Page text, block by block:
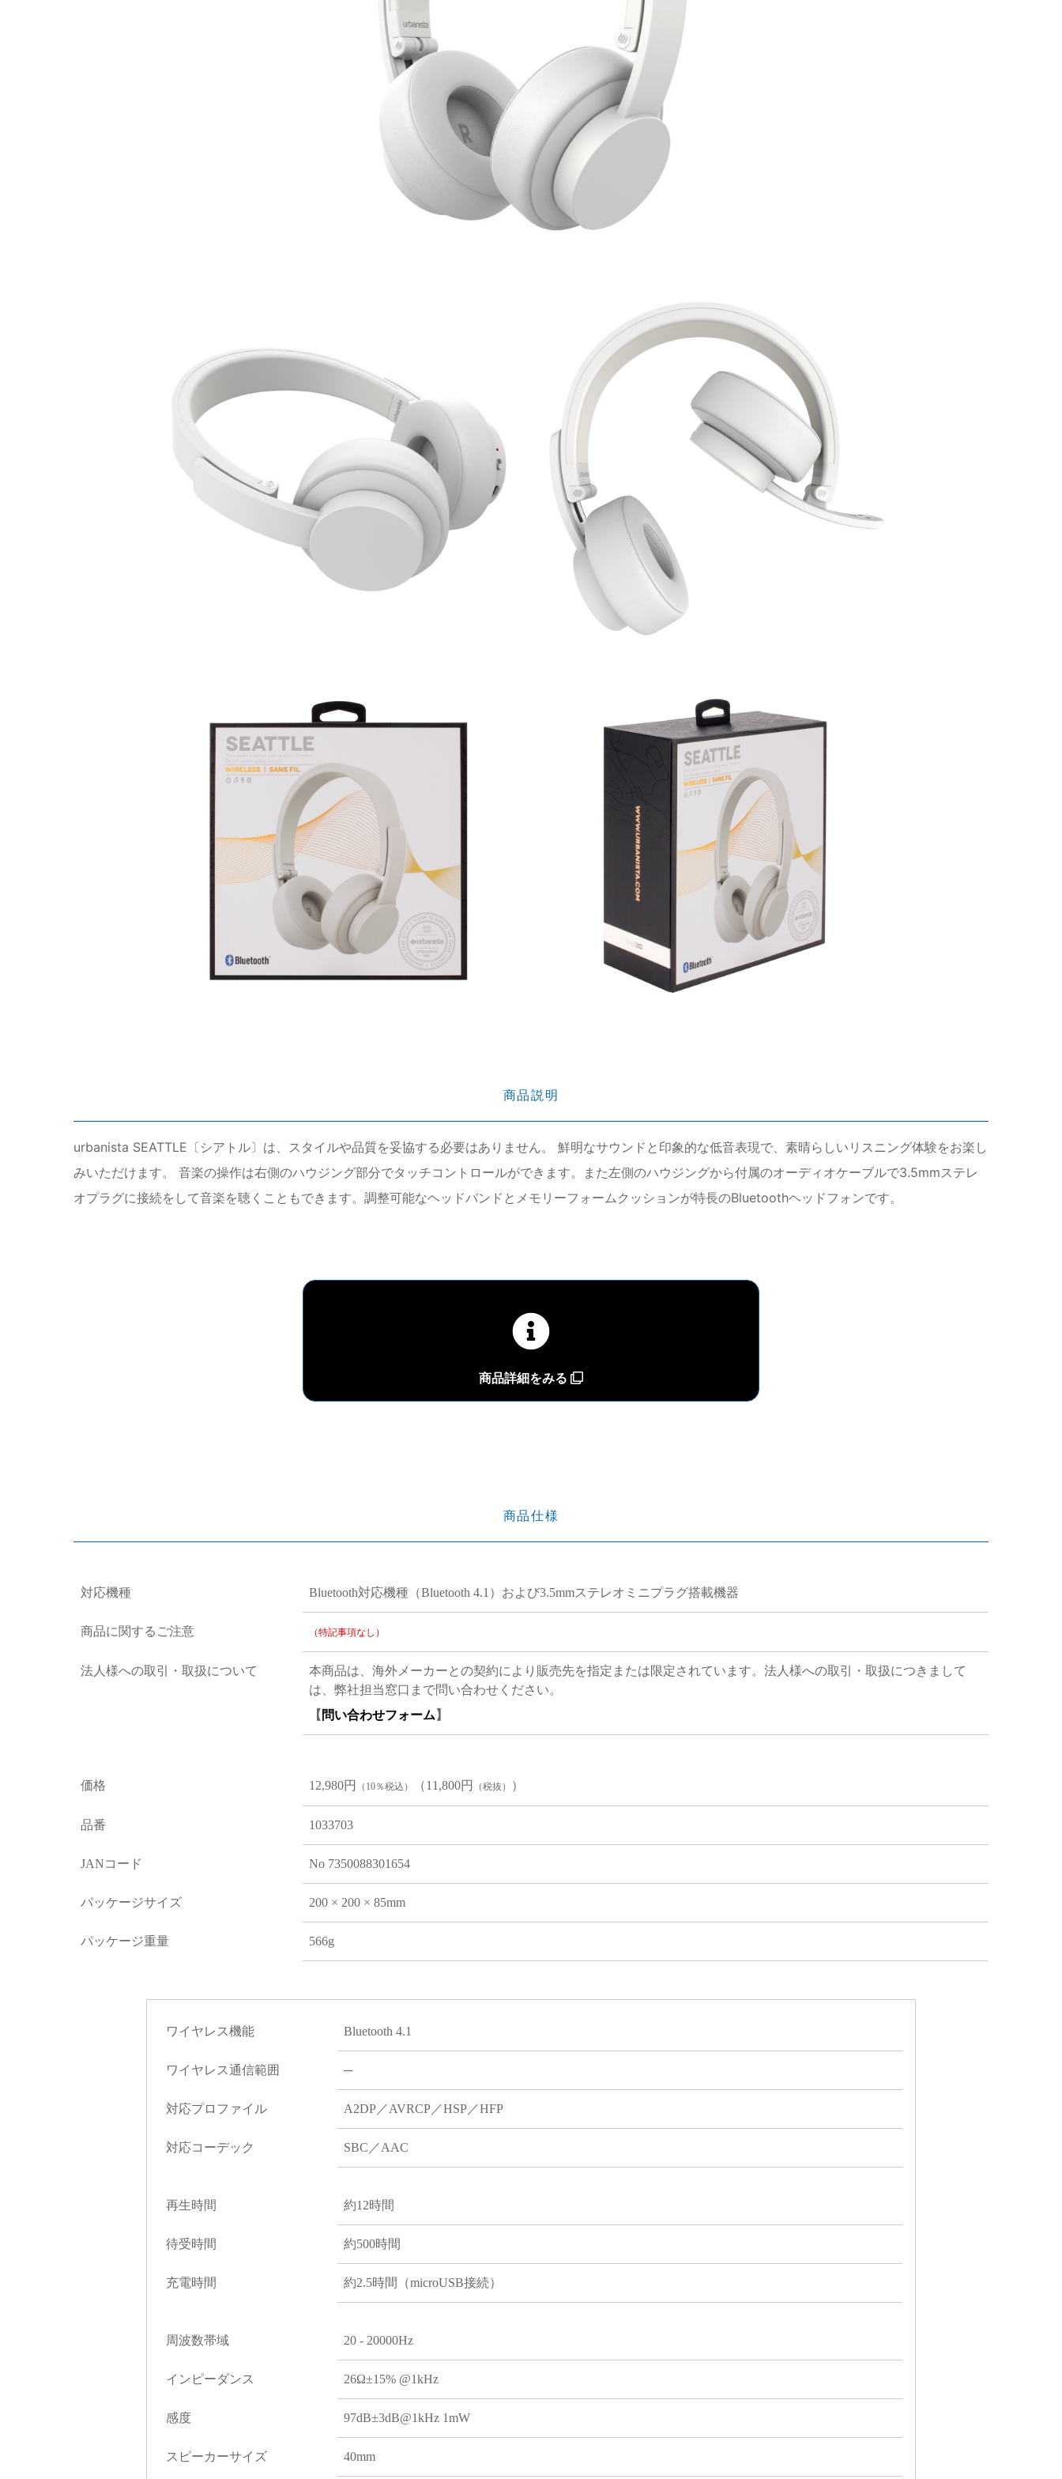
商品説明
urbanista SEATTLE〔シアトル〕は、スタイルや品質を妥協する必要はありません。 鮮明なサウンドと印象的な低音表現で、素晴らしいリスニング体験をお楽し
みいただけます。 音楽の操作は右側のハウジング部分でタッチコントロールができます。また左側のハウジングから付属のオーディオケーブルで3.5mmステレ
オプラグに接続をして音楽を聴くこともできます。調整可能なヘッドバンドとメモリーフォームクッションが特長のBluetoothヘッドフォンです。
商品詳細をみる
商品仕様
対応機種 Bluetooth対応機種（Bluetooth 4.1）および3.5mmステレオミニプラグ搭載機器
商品に関するご注意 （特記事項なし）
法人様への取引・取扱について
本商品は、海外メーカーとの契約により販売先を指定または限定されています。法人様への取引・取扱につきまして
は、弊社担当窓口まで問い合わせください。
【 問い合わせフォーム 】
価格 12,980円 （10％税込） （11,800円 （税抜） ）
品番 1033703
JANコード No 7350088301654
パッケージサイズ 200 × 200 × 85mm
パッケージ重量 566g
ワイヤレス機能 Bluetooth 4.1
ワイヤレス通信範囲 ─
対応プロファイル A2DP／AVRCP／HSP／HFP
対応コーデック SBC／AAC
再生時間 約12時間
待受時間 約500時間
充電時間 約2.5時間（microUSB接続）
周波数帯域 20 - 20000Hz
インピーダンス 26Ω±15% @1kHz
感度 97dB±3dB@1kHz 1mW
スピーカーサイズ 40mm